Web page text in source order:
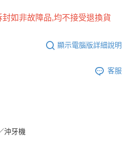
如非故障品,均不接受退換貨
顯示電腦版詳細說明
客服
沖牙機